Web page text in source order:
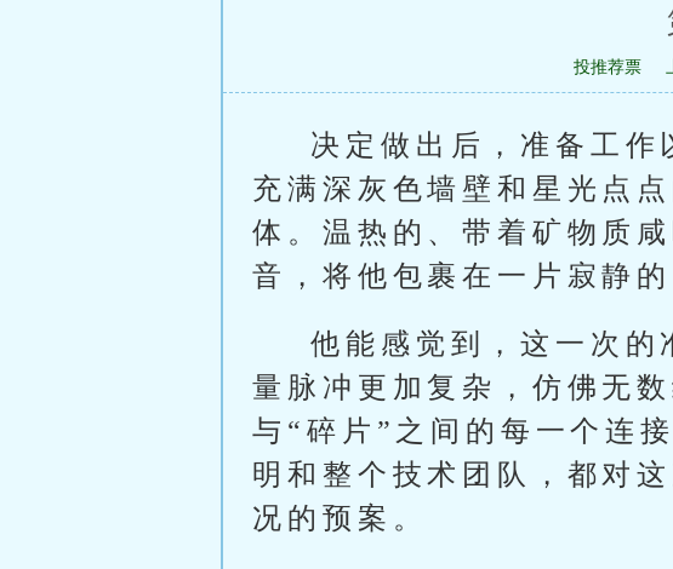
投推荐票
决定做出后，准备工作
充满深灰色墙壁和星光点
体。温热的、带着矿物质
音，将他包裹在一片寂静
他能感觉到，这一次的
量脉冲更加复杂，仿佛无
与“碎片”之间的每一个连
明和整个技术团队，都对
况的预案。